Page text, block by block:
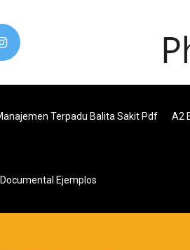
Terpadu Balita Sakit Pdf A2
Ejemplos